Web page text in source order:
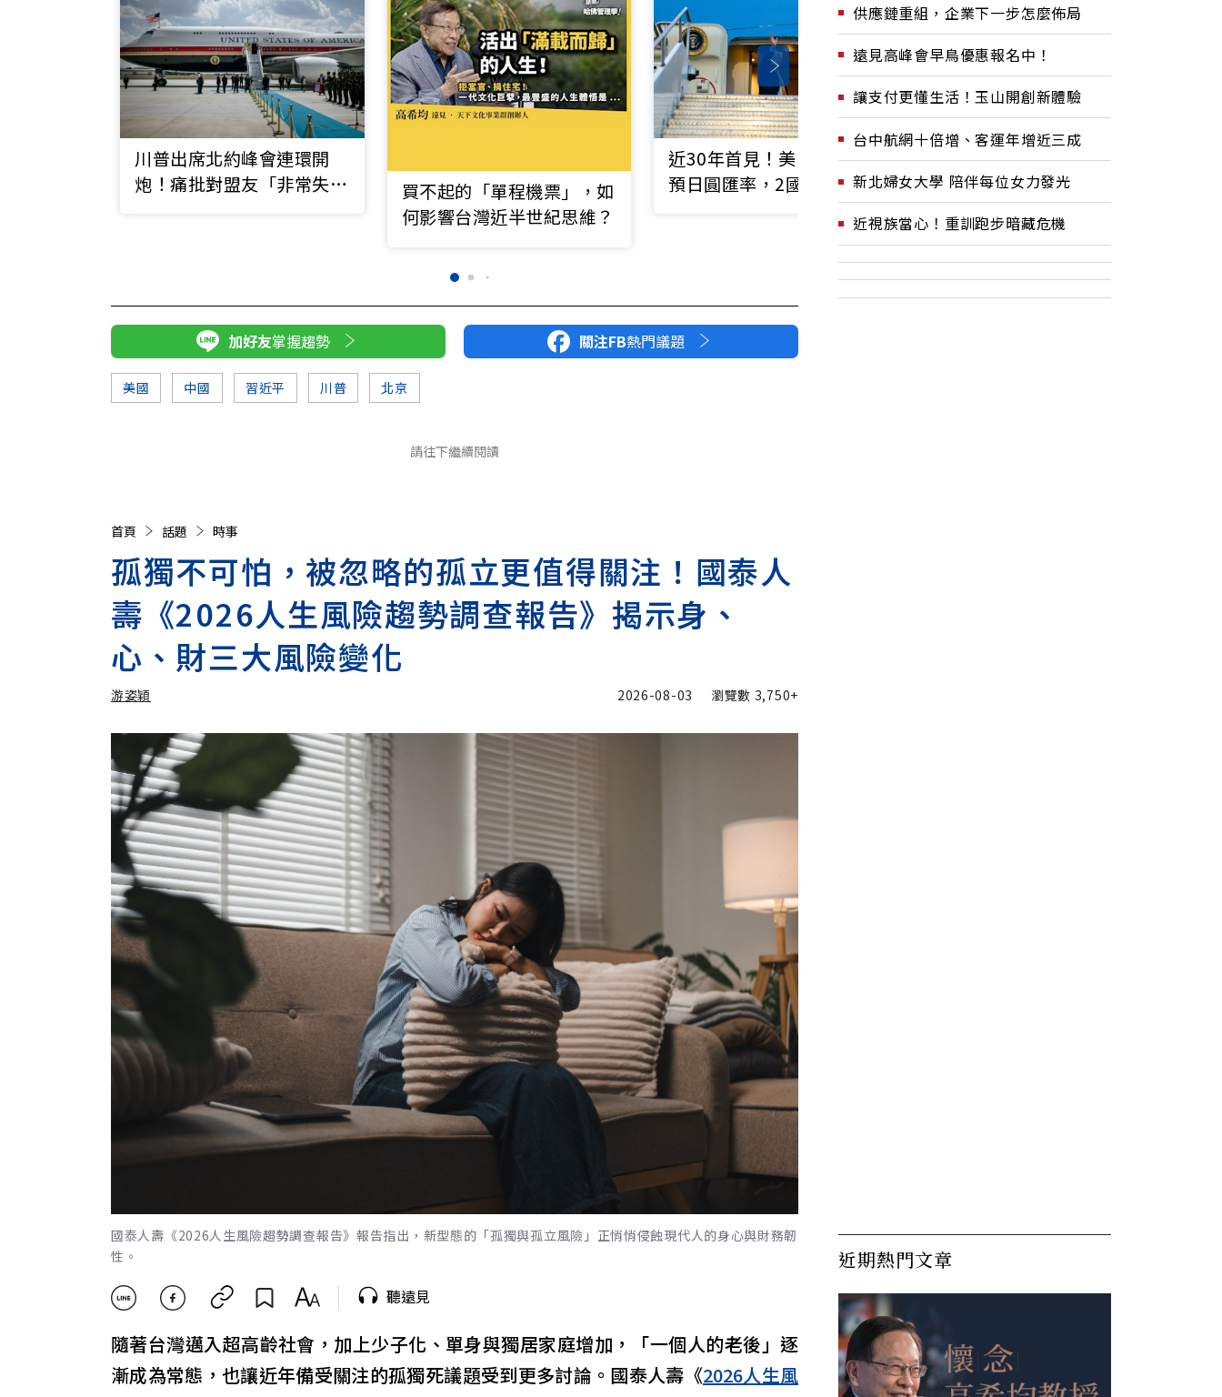
川普出席北約峰會連環開
炮！痛批對盟友「非常失
買不起的「單程機票」，如
何影響台灣近半世紀思維？
近30年首見！美日聯手干
預日圓匯率，2國財長皆證
川普為何指中國2020介
選？民主黨：毫無根據，是
為干預期中選舉
加好友掌握趨勢 關注FB熱門議題
美國 中國 習近平 川普 北京
請往下繼續閱讀
首頁 話題 時事
孤獨不可怕，被忽略的孤立更值得關注！國泰人
壽《2026人生風險趨勢調查報告》揭示身、
心、財三大風險變化
游姿穎
游姿穎 加入追蹤
2026-08-03 瀏覽數 3,750+
國泰人壽《2026人生風險趨勢調查報告》報告指出，新型態的「孤獨與孤立風險」正悄悄侵蝕現代人的身心與財務韌
性。
聽遠見
隨著台灣邁入超高齡社會，加上少子化、單身與獨居家庭增加，「一個人的老後」逐
漸成為常態，也讓近年備受關注的孤獨死議題受到更多討論。國泰人壽《2026人生風
供應鏈重組，企業下一步怎麼佈局
遠見高峰會早鳥優惠報名中！
讓支付更懂生活！玉山開創新體驗
台中航網十倍增、客運年增近三成
新北婦女大學 陪伴每位女力發光
近視族當心！重訓跑步暗藏危機
近期熱門文章